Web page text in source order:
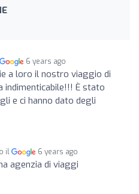
6 years ago
a loro il nostro viaggio di
indimenticabile!!! È stato
e ci hanno dato degli
il 6 years ago
agenzia di viaggi